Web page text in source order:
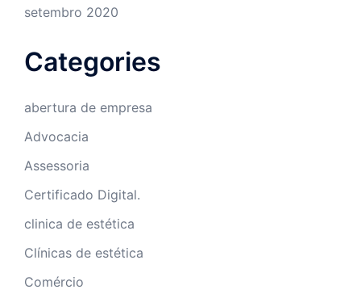
setembro 2020
Categories
abertura de empresa
Advocacia
Assessoria
Certificado Digital.
clinica de estética
Clínicas de estética
Comércio